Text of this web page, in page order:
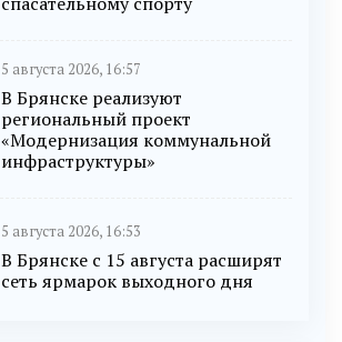
5 августа 2026, 16:57
В Брянске реализуют
региональный проект
«Модернизация коммунальной
инфраструктуры»
5 августа 2026, 16:53
В Брянске с 15 августа расширят
сеть ярмарок выходного дня